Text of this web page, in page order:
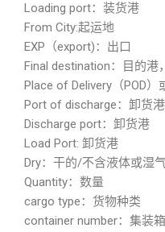
Loading port：装货港
From City:起运地
EXP（export)：出口
Final destination：目的港
Place of Delivery（POD
Port of discharge：卸货港
Discharge port：卸货港
Load Port: 卸货港
Dry：干的/不含液体或湿
Quantity：数量
cargo type：货物种类
container number：集装